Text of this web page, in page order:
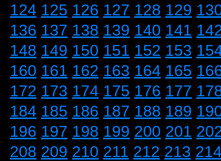
124 125 126 127 128 129
136 137 138 139 140 141
148 149 150 151 152 153
160 161 162 163 164 165
172 173 174 175 176 177
184 185 186 187 188 189
196 197 198 199 200 201
208 209 210 211 212 213